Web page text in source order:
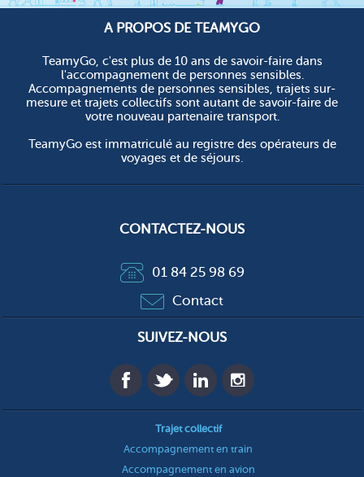
A PROPOS DE TEAMYGO
TeamyGo, c'est plus de 10 ans de savoir-faire dans
l'accompagnement de personnes sensibles.
Accompagnements de personnes sensibles, trajets sur-
mesure et trajets collectifs sont autant de savoir-faire de
votre nouveau partenaire transport.
TeamyGo est immatriculé au registre des opérateurs de
voyages et de séjours.
CONTACTEZ-NOUS
01 84 25 98 69
Contact
SUIVEZ-NOUS
Trajet collectif
Accompagnement en train
Accompagnement en avion